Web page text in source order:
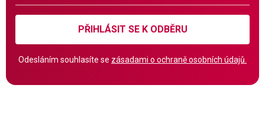
PŘIHLÁSIT SE K ODBĚRU
Odesláním souhlasíte se zásadami o ochraně osobních údajů.